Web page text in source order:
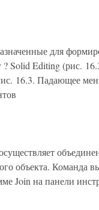
для
Solid Editing (рис.
16.3. Падающее
объекта. Команда
Join на панели